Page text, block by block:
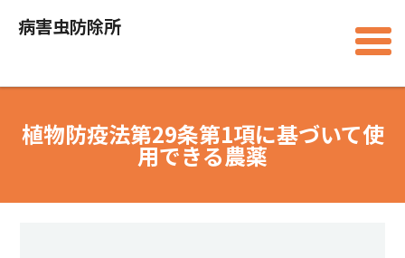
病害虫防除所
植物防疫法第29条第1項に基づいて使
用できる農薬